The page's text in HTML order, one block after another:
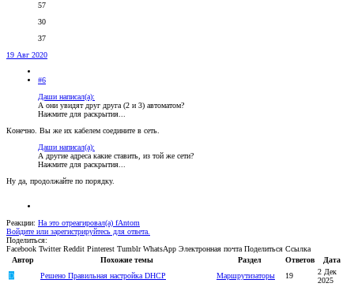
57
30
37
19 Авг 2020
#6
Даши написал(а):
А они увидят друг друга (2 и 3) автоматом?
Нажмите для раскрытия...
Конечно. Вы же их кабелем соедините в сеть.
Даши написал(а):
А другие адреса какие ставить, из той же сети?
Нажмите для раскрытия...
Ну да, продолжайте по порядку.
Реакции: На это отреагировал(а) fAntom
Войдите или зарегистрируйтесь для ответа.
Поделиться:
Facebook Twitter Reddit Pinterest Tumblr WhatsApp Электронная почта Поделиться Ссылка
Автор
Похожие темы Раздел Ответов
Дата
D
Решено Правильная настройка DHCP Маршрутизаторы 19
2 Дек
2025